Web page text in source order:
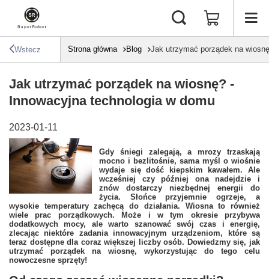
Wstecz Strona główna Blog Jak utrzymać porządek na
Jak utrzymać porządek na wiosnę? -
Innowacyjna technologia w domu
2023-01-11
Gdy śniegi zalegają, a mrozy trzaskają
mocno i bezlitośnie, sama myśl o wiośnie
wydaje się dość kiepskim kawałem. Ale
wcześniej czy później ona nadejdzie i
znów dostarczy niezbędnej energii do
życia. Słońce przyjemnie ogrzeje, a
wysokie temperatury zachęcą do działania. Wiosna to również
wiele prac porządkowych. Może i w tym okresie przybywa
dodatkowych mocy, ale warto szanować swój czas i energię,
zlecając niektóre zadania innowacyjnym urządzeniom, które są
teraz dostępne dla coraz większej liczby osób. Dowiedzmy się, jak
utrzymać porządek na wiosnę, wykorzystując do tego celu
nowoczesne sprzęty!